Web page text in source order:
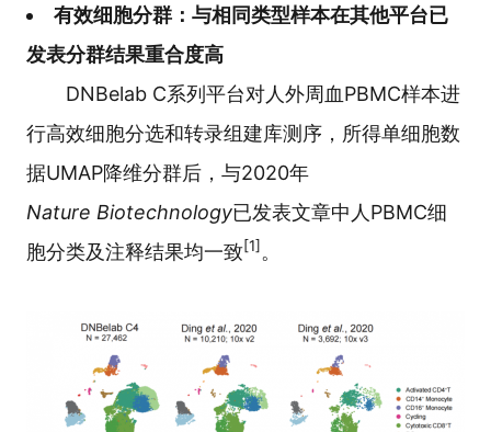
有效细胞分群：与相同类型样本在其他平台已
发表分群结果重合度高
DNBelab C系列平台对人外周血PBMC样本进
行高效细胞分选和转录组建库测序，所得单细胞数
据UMAP降维分群后，与2020年
Nature Biotechnology已发表文章中人PBMC细
胞分类及注释结果均一致[1] 。